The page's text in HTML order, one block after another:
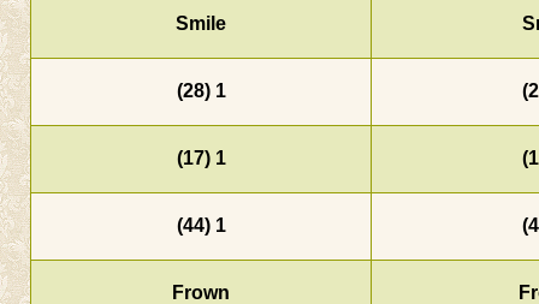
Smile
1 (28)
1 (17)
1 (44)
Frown